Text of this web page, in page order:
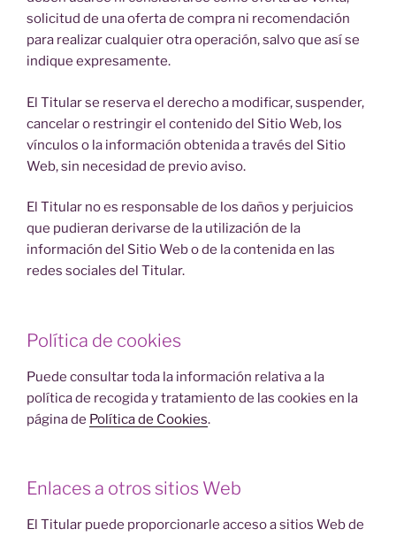
solicitud de una oferta de compra ni recomendación
para realizar cualquier otra operación, salvo que así se
indique expresamente.
El Titular se reserva el derecho a modificar, suspender,
cancelar o restringir el contenido del Sitio Web, los
vínculos o la información obtenida a través del Sitio
Web, sin necesidad de previo aviso.
El Titular no es responsable de los daños y perjuicios
que pudieran derivarse de la utilización de la
información del Sitio Web o de la contenida en las
redes sociales del Titular.
Política de cookies
Puede consultar toda la información relativa a la
política de recogida y tratamiento de las cookies en la
página de Política de Cookies.
Enlaces a otros sitios Web
El Titular puede proporcionarle acceso a sitios Web de